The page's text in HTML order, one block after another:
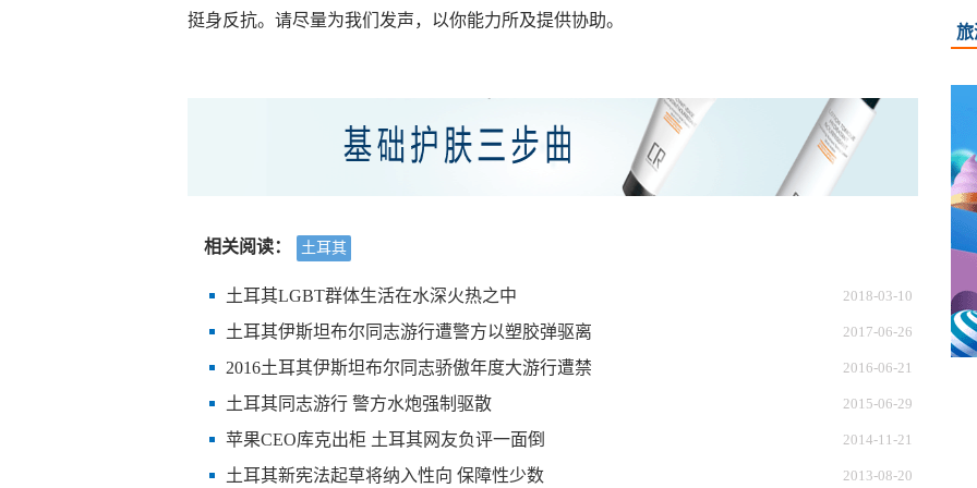
挺身反抗。请尽量为我们发声，以你能力所及提供协助。
相关阅读： 土耳其
土耳其LGBT群体生活在水深火热之中 2018-03-10
土耳其伊斯坦布尔同志游行遭警方以塑胶弹驱离 2017-06-26
2016土耳其伊斯坦布尔同志骄傲年度大游行遭禁 2016-06-21
土耳其同志游行 警方水炮强制驱散 2015-06-29
苹果CEO库克出柜 土耳其网友负评一面倒 2014-11-21
土耳其新宪法起草将纳入性向 保障性少数 2013-08-20
旅